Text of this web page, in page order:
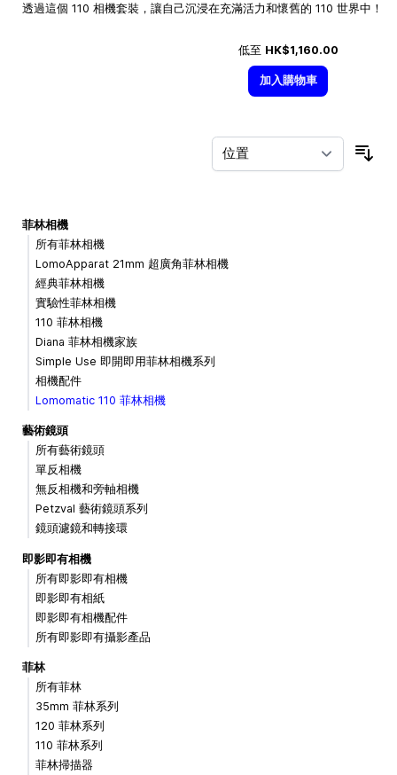
透過這個 110 相機套裝，讓自己沉浸在充滿活力和懷舊的 110 世界中！
低至 HK$1,160.00
加入購物車
菲林相機
所有菲林相機
LomoApparat 21mm 超廣角菲林相機
經典菲林相機
實驗性菲林相機
110 菲林相機
Diana 菲林相機家族
Simple Use 即開即用菲林相機系列
相機配件
Lomomatic 110 菲林相機
藝術鏡頭
所有藝術鏡頭
單反相機
無反相機和旁軸相機
Petzval 藝術鏡頭系列
鏡頭濾鏡和轉接環
即影即有相機
所有即影即有相機
即影即有相紙
即影即有相機配件
所有即影即有攝影產品
菲林
所有菲林
35mm 菲林系列
120 菲林系列
110 菲林系列
菲林掃描器